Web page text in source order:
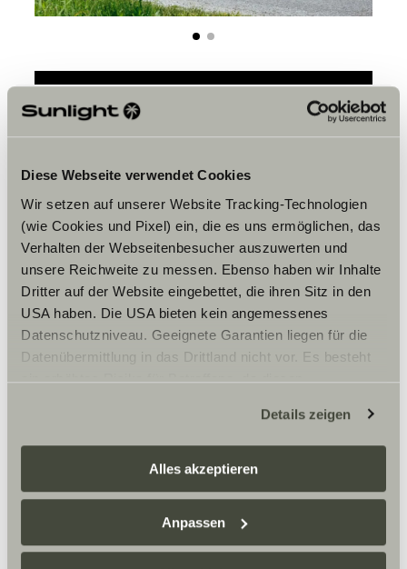
Diese Webseite verwendet Cookies
Wir setzen auf unserer Website Tracking-Technologien
(wie Cookies und Pixel) ein, die es uns ermöglichen, das
Verhalten der Webseitenbesucher auszuwerten und
unsere Reichweite zu messen. Ebenso haben wir Inhalte
Dritter auf der Website eingebettet, die ihren Sitz in den
USA haben. Die USA bieten kein angemessenes
Datenschutzniveau. Geeignete Garantien liegen für die
Datenübermittlung in das Drittland nicht vor. Es besteht
ein erhöhtes Risiko für Betroffene, da diesen
zustehen. Eingesetzte Dienstleister können Daten für
eigene Zwecke verarbeiten und mit anderen Daten
zusammenführen. Weitere Informationen finden Sie hier:
Datenschutzerklärung
einzelne Cookies/Dienste in den Einstellungen aus,
erteilen Sie uns Ihre Einwilligung zur Verarbeitung Ihrer
Details zeigen
Alles akzeptieren
Anpassen
Gast-Caravaning-Bausch GmbH ist dein Sunlight
Händler in Riederich und offizieller Partner für
Vermietung und Service rund um dein nächstes
Öffnungszeiten
FAHRZEUGVERKAUF
Montag – Freitag:
Cookies, um die Inhalte zu sehen.
Cookie-Einstellungen